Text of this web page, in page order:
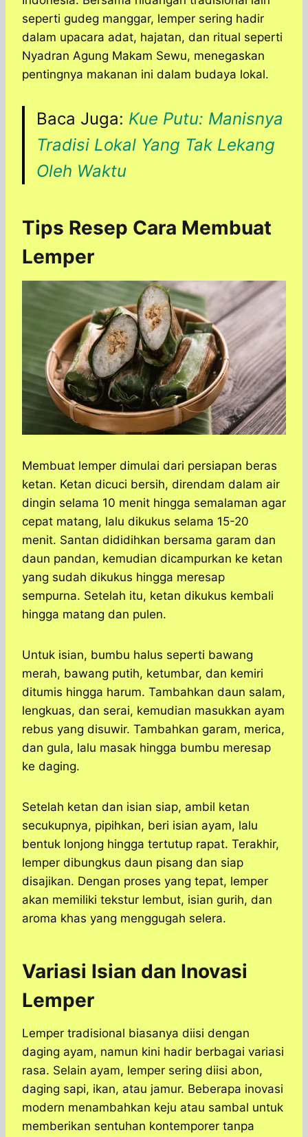
seperti gudeg manggar, lemper sering hadir
dalam upacara adat, hajatan, dan ritual seperti
Nyadran Agung Makam Sewu, menegaskan
pentingnya makanan ini dalam budaya lokal.
Baca Juga: Kue Putu: Manisnya
Tradisi Lokal Yang Tak Lekang
Oleh Waktu
Tips Resep Cara Membuat
Lemper
Membuat lemper dimulai dari persiapan beras
ketan. Ketan dicuci bersih, direndam dalam air
dingin selama 10 menit hingga semalaman agar
cepat matang, lalu dikukus selama 15-20
menit. Santan dididihkan bersama garam dan
daun pandan, kemudian dicampurkan ke ketan
yang sudah dikukus hingga meresap
sempurna. Setelah itu, ketan dikukus kembali
hingga matang dan pulen.
Untuk isian, bumbu halus seperti bawang
merah, bawang putih, ketumbar, dan kemiri
ditumis hingga harum. Tambahkan daun salam,
lengkuas, dan serai, kemudian masukkan ayam
rebus yang disuwir. Tambahkan garam, merica,
dan gula, lalu masak hingga bumbu meresap
ke daging.
Setelah ketan dan isian siap, ambil ketan
secukupnya, pipihkan, beri isian ayam, lalu
bentuk lonjong hingga tertutup rapat. Terakhir,
lemper dibungkus daun pisang dan siap
disajikan. Dengan proses yang tepat, lemper
akan memiliki tekstur lembut, isian gurih, dan
aroma khas yang menggugah selera.
Variasi Isian dan Inovasi
Lemper
Lemper tradisional biasanya diisi dengan
daging ayam, namun kini hadir berbagai variasi
rasa. Selain ayam, lemper sering diisi abon,
daging sapi, ikan, atau jamur. Beberapa inovasi
modern menambahkan keju atau sambal untuk
memberikan sentuhan kontemporer tanpa